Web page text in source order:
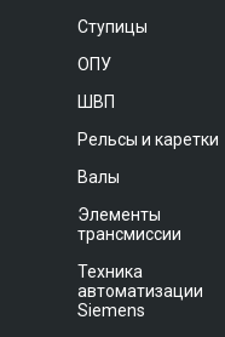
Ступицы
ОПУ
ШВП
Рельсы и каретки
Валы
Элементы
трансмиссии
Техника
автоматизации
Siemens